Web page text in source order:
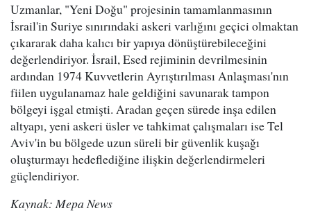
Uzmanlar, "Yeni Doğu" projesinin tamamlanmasının
İsrail'in Suriye sınırındaki askeri varlığını geçici olmaktan
çıkararak daha kalıcı bir yapıya dönüştürebileceğini
değerlendiriyor. İsrail, Esed rejiminin devrilmesinin
ardından 1974 Kuvvetlerin Ayrıştırılması Anlaşması'nın
fiilen uygulanamaz hale geldiğini savunarak tampon
bölgeyi işgal etmişti. Aradan geçen sürede inşa edilen
altyapı, yeni askeri üsler ve tahkimat çalışmaları ise Tel
Aviv'in bu bölgede uzun süreli bir güvenlik kuşağı
oluşturmayı hedeflediğine ilişkin değerlendirmeleri
güçlendiriyor.
Kaynak: Mepa News